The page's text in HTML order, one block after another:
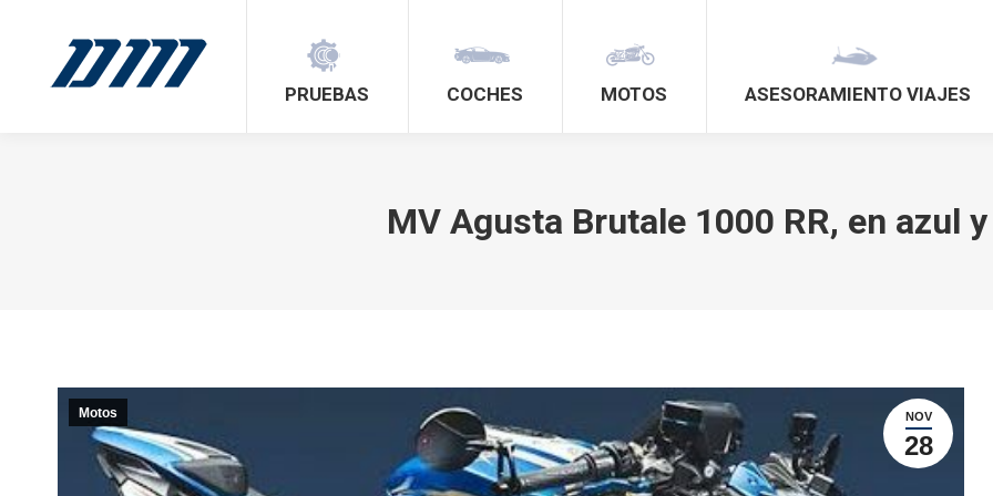
PRUEBAS COCHES MOTOS ASESORAMIENTO VIAJES
MV Agusta Brutale 1000 RR, en azul
NOV
28
Motos